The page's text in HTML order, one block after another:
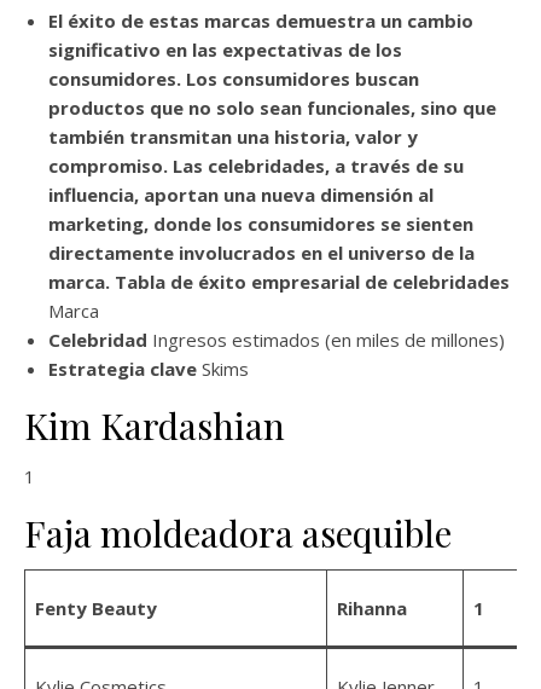
El éxito de estas marcas demuestra un cambio
significativo en las expectativas de los
consumidores. Los consumidores buscan
productos que no solo sean funcionales, sino que
también transmitan una historia, valor y
compromiso. Las celebridades, a través de su
influencia, aportan una nueva dimensión al
marketing, donde los consumidores se sienten
directamente involucrados en el universo de la
marca. Tabla de éxito empresarial de celebridades
Marca
Celebridad Ingresos estimados (en miles de millones)
Estrategia clave Skims
Kim Kardashian
1
Faja moldeadora asequible
Fenty Beauty Rihanna 1